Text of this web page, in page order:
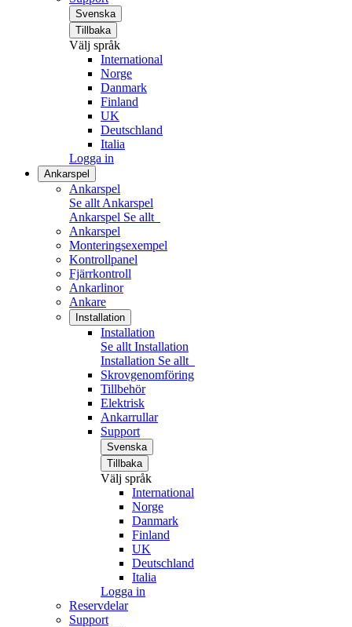
Svenska
Tillbaka
Välj språk
International
Norge
Danmark
Finland
UK
Deutschland
Italia
Logga in
Ankarspel
Ankarspel
Se allt Ankarspel
Ankarspel Se allt
Ankarspel
Monteringsexempel
Kontrollpanel
Fjärrkontroll
Ankarlinor
Ankare
Installation
Installation
Se allt Installation
Installation Se allt
Skrovgenomföring
Tillbehör
Elektrisk
Ankarrullar
Support
Svenska
Tillbaka
Välj språk
International
Norge
Danmark
Finland
UK
Deutschland
Italia
Logga in
Reservdelar
Support